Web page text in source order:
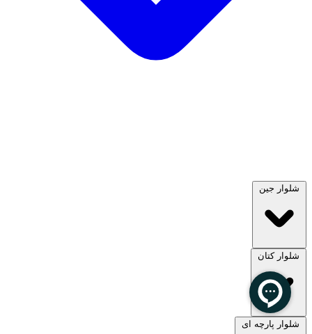
شلوار جین
مشاهده همه
شلوار کتان
شلوار پارچه ای